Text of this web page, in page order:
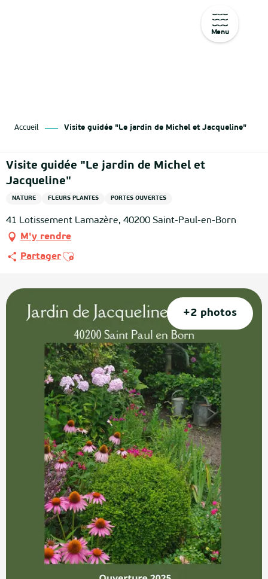
Menu
Accueil Visite guidée "Le jardin de Michel et Jacqueline"
Visite guidée "Le jardin de Michel et
Jacqueline"
NATURE FLEURS PLANTES PORTES OUVERTES
41 Lotissement Lamazère, 40200 Saint-Paul-en-Born
M'y rendre
PartagerAjouter aux favoris
+2 photos